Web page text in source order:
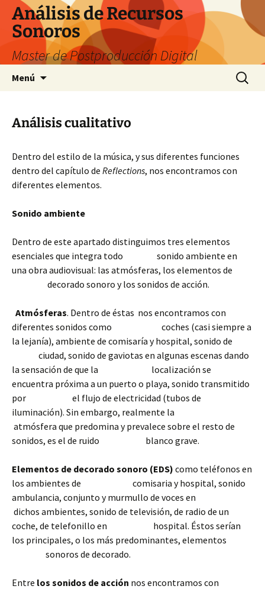
Saltar
contenido
Análisis de Recursos
Sonoros
Master de Postproducción Digital
Menú Buscar:
Análisis cualitativo
Dentro del estilo de la música, y sus diferentes funciones
dentro del capítulo de Reflections, nos encontramos con
diferentes elementos.
Sonido ambiente
Dentro de este apartado distinguimos tres elementos
esenciales que integra todo sonido ambiente en
una obra audiovisual: las atmósferas, los elementos de
decorado sonoro y los sonidos de acción.
Atmósferas. Dentro de éstas nos encontramos con
diferentes sonidos como coches (casi siempre a
la lejanía), ambiente de comisaría y hospital, sonido de
ciudad, sonido de gaviotas en algunas escenas dando
la sensación de que la localización se
encuentra próxima a un puerto o playa, sonido transmitido
por el flujo de electricidad (tubos de
iluminación). Sin embargo, realmente la
atmósfera que predomina y prevalece sobre el resto de
sonidos, es el de ruido blanco grave.
Elementos de decorado sonoro (EDS) como teléfonos en
los ambientes de comisaria y hospital, sonido
ambulancia, conjunto y murmullo de voces en
dichos ambientes, sonido de televisión, de radio de un
coche, de telefonillo en hospital. Éstos serían
los principales, o los más predominantes, elementos
sonoros de decorado.
Entre los sonidos de acción nos encontramos con